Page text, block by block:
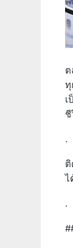
ต
ทุ
เ
ชี
.
ติ
ไ
.